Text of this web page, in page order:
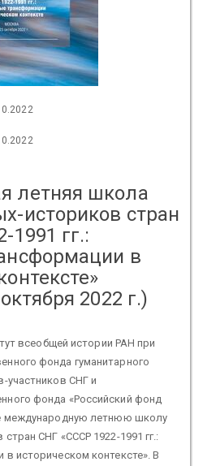
летняя школа
историков стран
1991 гг.:
в
2022 г.)
всеобщей истории РАН при
фонда гуманитарного
участников СНГ и
фонда «Российский фонд
международную летнюю школу
СНГ «СССР 1922-1991 гг.:
историческом контексте». В